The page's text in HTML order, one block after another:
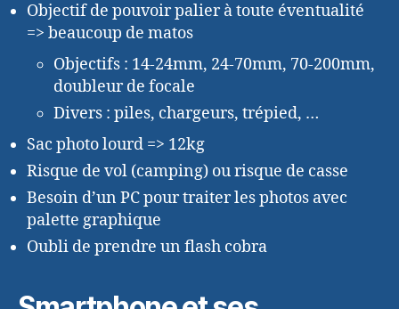
Objectif de pouvoir palier à toute éventualité
=> beaucoup de matos
Objectifs : 14-24mm, 24-70mm, 70-200mm,
doubleur de focale
Divers : piles, chargeurs, trépied, …
Sac photo lourd => 12kg
Risque de vol (camping) ou risque de casse
Besoin d’un PC pour traiter les photos avec
palette graphique
Oubli de prendre un flash cobra